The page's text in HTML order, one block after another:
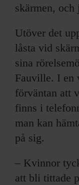
skärmen, och
Utöver det
låsta vid
sina
Fauville. I en
förväntan att
finns i
man kan
på sig.
– Kvinnor
att bli tittade